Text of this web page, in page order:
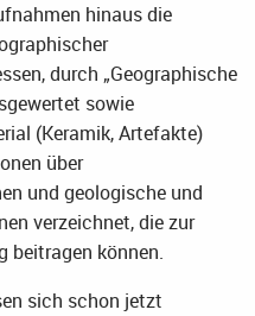
hinaus die
durch „Geographische
sowie
(Keramik, Artefakte)
über
und geologische und
verzeichnet, die zur
beitragen können.
sich schon jetzt